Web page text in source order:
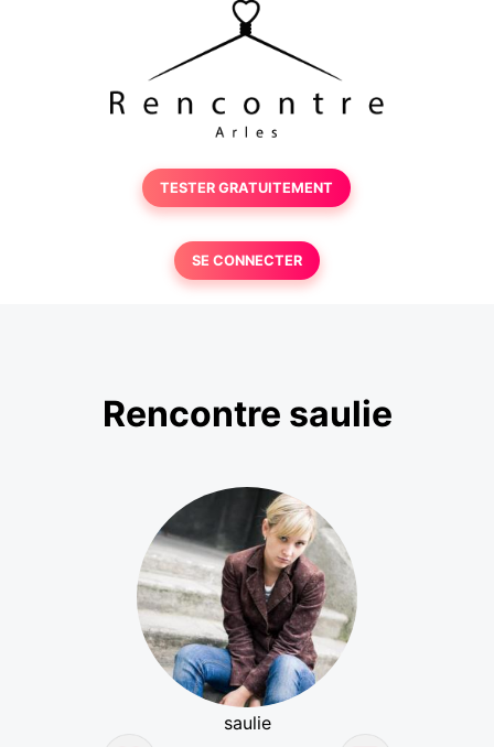
TESTER GRATUITEMENT
SE CONNECTER
Rencontre saulie
saulie